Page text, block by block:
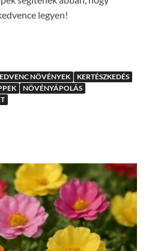
legyen!
NÖVÉNYEK
KERTÉSZKEDÉS
NÖVÉNYÁPOLÁS